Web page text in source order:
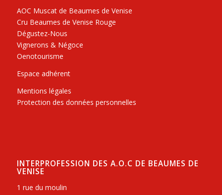
AOC Muscat de Beaumes de Venise
Cru Beaumes de Venise Rouge
Dégustez-Nous
Vignerons & Négoce
Oenotourisme
Espace adhérent
Mentions légales
Protection des données personnelles
INTERPROFESSION DES A.O.C DE BEAUMES DE
VENISE
1 rue du moulin